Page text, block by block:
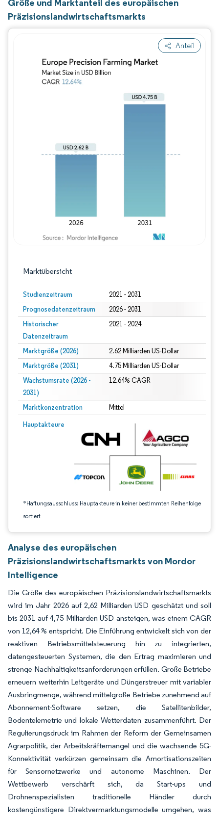
Größe und Marktanteil des europäischen
Präzisionslandwirtschaftsmarkts
Anteil
Marktübersicht
Studienzeitraum 2021 - 2031
Prognosedatenzeitraum 2026 - 2031
Historischer
Datenzeitraum
2021 - 2024
Marktgröße (2026) 2.62 Milliarden US-Dollar
Marktgröße (2031) 4.75 Milliarden US-Dollar
Wachstumsrate (2026 -
2031)
12.64% CAGR
Marktkonzentration Mittel
Hauptakteure
*Haftungsausschluss: Hauptakteure in keiner bestimmten Reihenfolge
sortiert
Bild © Mordor Intelligence. Wiederverwendung erfordert Namensnennung
Bild © Mordor Intelligence.
Analyse des europäischen
Präzisionslandwirtschaftsmarkts von Mordor
Intelligence
Die Größe des europäischen Präzisionslandwirtschaftsmarkts
wird im Jahr 2026 auf 2,62 Milliarden USD geschätzt und soll
bis 2031 auf 4,75 Milliarden USD ansteigen, was einem CAGR
von 12,64 % entspricht. Die Einführung entwickelt sich von der
reaktiven Betriebsmittelsteuerung hin zu integrierten,
datengesteuerten Systemen, die den Ertrag maximieren und
strenge Nachhaltigkeitsanforderungen erfüllen. Große Betriebe
erneuern weiterhin Leitgeräte und Düngerstreuer mit variabler
Ausbringmenge, während mittelgroße Betriebe zunehmend auf
Abonnement-Software setzen, die Satellitenbilder,
Bodentelemetrie und lokale Wetterdaten zusammenführt. Der
Regulierungsdruck im Rahmen der Reform der Gemeinsamen
Agrarpolitik, der Arbeitskräftemangel und die wachsende 5G-
Konnektivität verkürzen gemeinsam die Amortisationszeiten
für Sensornetzwerke und autonome Maschinen. Der
Wettbewerb verschärft sich, da Start-ups und
Drohnenspezialisten traditionelle Händler durch
kostengünstigere Direktvermarktungsmodelle umgehen, was